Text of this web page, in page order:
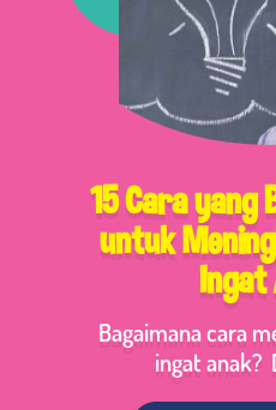
15 Cara yang
untuk
Ingat
Bagaimana cara
ingat anak?